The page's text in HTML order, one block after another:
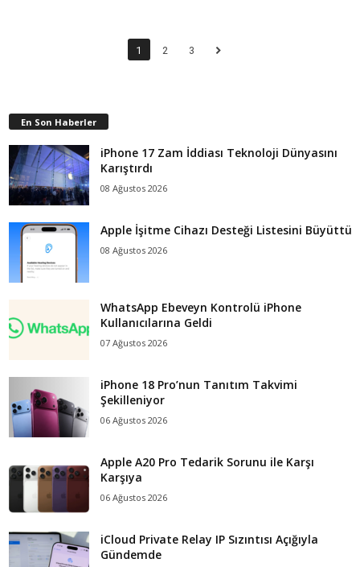
1 2 3
En Son Haberler
iPhone 17 Zam İddiası Teknoloji Dünyasını
Karıştırdı
08 Ağustos 2026
Apple İşitme Cihazı Desteği Listesini Büyüttü
08 Ağustos 2026
WhatsApp Ebeveyn Kontrolü iPhone
Kullanıcılarına Geldi
07 Ağustos 2026
iPhone 18 Pro’nun Tanıtım Takvimi
Şekilleniyor
06 Ağustos 2026
Apple A20 Pro Tedarik Sorunu ile Karşı
Karşıya
06 Ağustos 2026
iCloud Private Relay IP Sızıntısı Açığıyla
Gündemde